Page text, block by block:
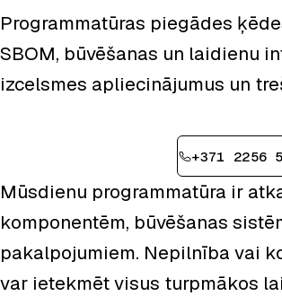
Programmatūras piegādes
SBOM, būvēšanas un laidienu
izcelsmes apliecinājumus un
+371 2256
Mūsdienu programmatūra ir
komponentēm, būvēšanas
pakalpojumiem. Nepilnība vai
var ietekmēt visus turpmākos